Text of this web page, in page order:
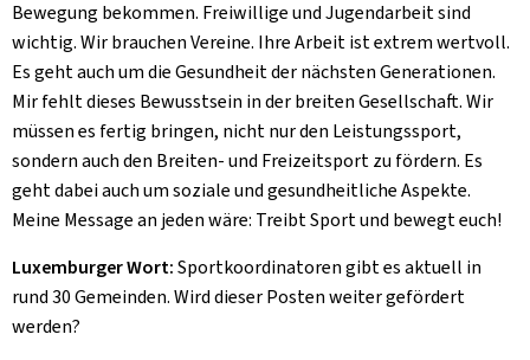
Bewegung bekommen. Freiwillige und Jugendarbeit sind
wichtig. Wir brauchen Vereine. Ihre Arbeit ist extrem wertvoll.
Es geht auch um die Gesundheit der nächsten Generationen.
Mir fehlt dieses Bewusstsein in der breiten Gesellschaft. Wir
müssen es fertig bringen, nicht nur den Leistungssport,
sondern auch den Breiten- und Freizeitsport zu fördern. Es
geht dabei auch um soziale und gesundheitliche Aspekte.
Meine Message an jeden wäre: Treibt Sport und bewegt euch!
Luxemburger Wort:Sportkoordinatoren gibt es aktuell in
rund 30 Gemeinden. Wird dieser Posten weiter gefördert
werden?